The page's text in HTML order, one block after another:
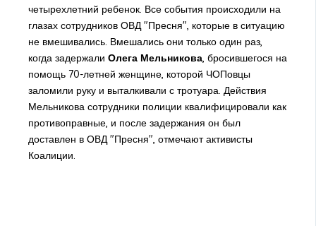
четырехлетний ребенок. Все события происходили на
глазах сотрудников ОВД "Пресня", которые в ситуацию
не вмешивались. Вмешались они только один раз,
когда задержали Олега Мельникова, бросившегося на
помощь 70-летней женщине, которой ЧОПовцы
заломили руку и выталкивали с тротуара. Действия
Мельникова сотрудники полиции квалифицировали как
противоправные, и после задержания он был
доставлен в ОВД "Пресня", отмечают активисты
Коалиции.